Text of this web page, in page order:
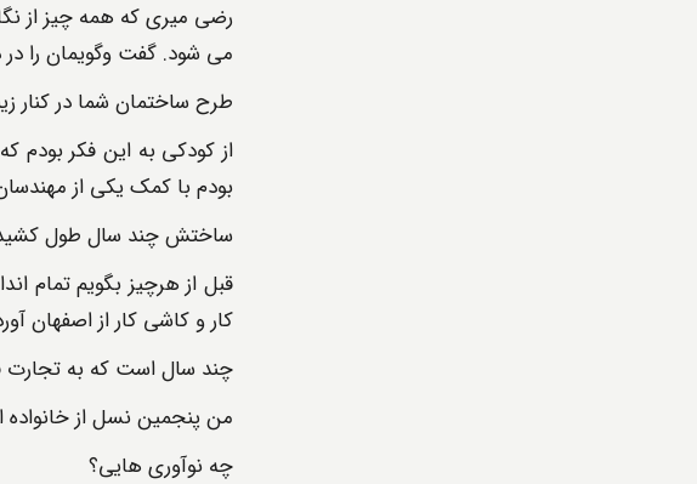
رضی میری که همه چیز از
می شود. گفت وگویمان را در
طرح ساختمان شما در کنار
از کودکی به این فکر بودم
بودم با کمک یکی از
ساختش چند سال طول
قبل از هرچیز بگویم تمام
کار و کاشی کار از اصفهان
چند سال است که به
من پنجمین نسل از خانواده
چه نوآوری هایی؟